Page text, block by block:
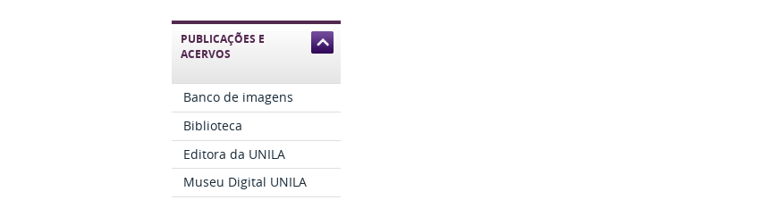
PUBLICAÇÕES E
ACERVOS
Banco de imagens
Biblioteca
Editora da UNILA
Museu Digital UNILA